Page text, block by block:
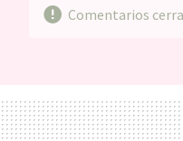
Comentarios